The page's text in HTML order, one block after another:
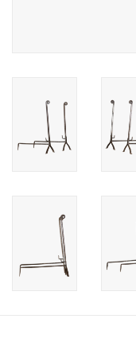
AI-Ready Database
Login